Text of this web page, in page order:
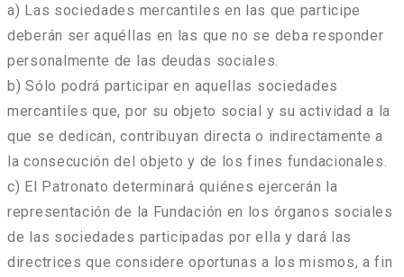
a) Las sociedades mercantiles en las que participe
deberán ser aquéllas en las que no se deba responder
personalmente de las deudas sociales.
b) Sólo podrá participar en aquellas sociedades
mercantiles que, por su objeto social y su actividad a la
que se dedican, contribuyan directa o indirectamente a
la consecución del objeto y de los fines fundacionales.
c) El Patronato determinará quiénes ejercerán la
representación de la Fundación en los órganos sociales
de las sociedades participadas por ella y dará las
directrices que considere oportunas a los mismos, a fin